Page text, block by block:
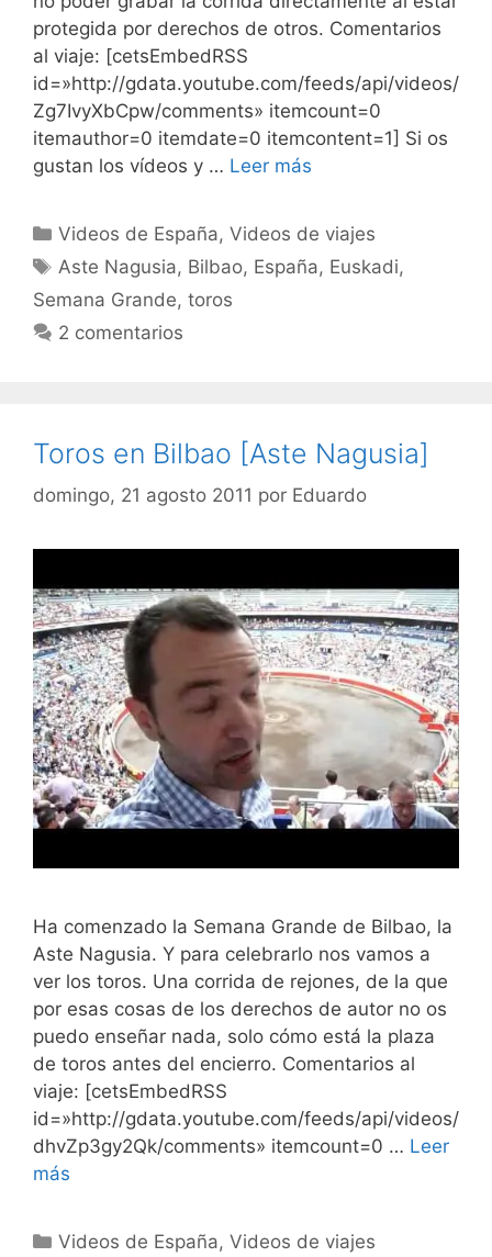
protegida por derechos de otros. Comentarios
al viaje: [cetsEmbedRSS
id=»http://gdata.youtube.com/feeds/api/videos/
Zg7IvyXbCpw/comments» itemcount=0
itemauthor=0 itemdate=0 itemcontent=1] Si os
gustan los vídeos y … Leer más
Categorías
Videos de España,Videos de viajes
Etiquetas
Aste Nagusia, Bilbao, España, Euskadi,
Semana Grande, toros
2 comentarios
Toros en Bilbao [Aste Nagusia]
domingo, 21 agosto 2011 por Eduardo
Ha comenzado la Semana Grande de Bilbao, la
Aste Nagusia. Y para celebrarlo nos vamos a
ver los toros. Una corrida de rejones, de la que
por esas cosas de los derechos de autor no os
puedo enseñar nada, solo cómo está la plaza
de toros antes del encierro. Comentarios al
viaje: [cetsEmbedRSS
id=»http://gdata.youtube.com/feeds/api/videos/
dhvZp3gy2Qk/comments» itemcount=0 … Leer
más
Categorías
Videos de España,Videos de viajes